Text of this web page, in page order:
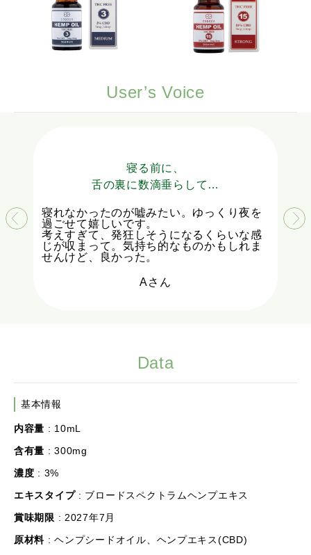
User’s Voice
朝
ラ
寝る前に、
舌の裏に数滴垂らして…
寝れなかったのが嘘みたい。ゆっくり夜を
過ごせて嬉しいです。
考えすぎて、発狂しそうになるくらいな感
じが収まって。気持ち的なものかもしれま
せんけど、良かった。
Aさん
れ
使
な
Data
基本情報
内容量 : 10mL
含有量 : 300mg
濃度 : 3%
エキスタイプ: ブロードスペクトラムヘンプエキス
賞味期限 : 2027年7月
原材料 : ヘンプシードオイル、ヘンプエキス(CBD)